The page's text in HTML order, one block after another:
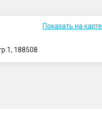
Показать на карте
188508